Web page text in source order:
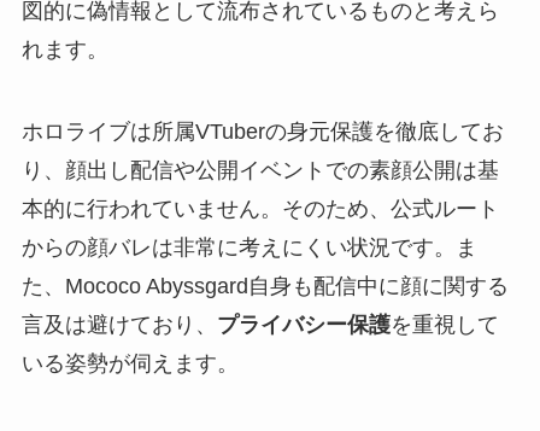
図的に偽情報として流布されているものと考えら
れます。
ホロライブは所属VTuberの身元保護を徹底してお
り、顔出し配信や公開イベントでの素顔公開は基
本的に行われていません。そのため、公式ルート
からの顔バレは非常に考えにくい状況です。ま
た、Mococo Abyssgard自身も配信中に顔に関する
言及は避けており、 プライバシー保護を重視して
いる姿勢が伺えます。